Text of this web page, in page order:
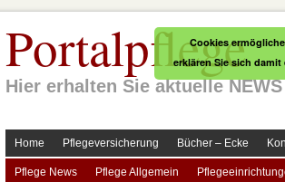
Portalpflege
Hier erhalten Sie aktuelle
Home Pflegeversicherung Bücher – Ecke
Pflege News Pflege Allgemein
Cookies
erklären Sie sich